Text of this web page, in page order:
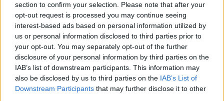
section to confirm your selection. Please note that after your
opt-out request is processed you may continue seeing
interest-based ads based on personal information utilized by
us or personal information disclosed to third parties prior to
your opt-out. You may separately opt-out of the further
disclosure of your personal information by third parties on the
IAB’s list of downstream participants. This information may
also be disclosed by us to third parties on the IAB’s List of
Downstream Participants that may further disclose it to other